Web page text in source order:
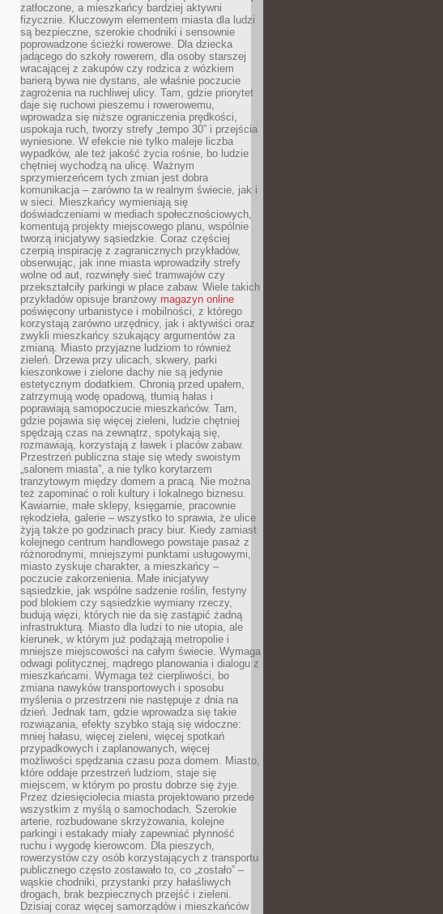
zatłoczone, a mieszkańcy bardziej aktywni
fizycznie. Kluczowym elementem miasta dla ludzi
są bezpieczne, szerokie chodniki i sensownie
poprowadzone ścieżki rowerowe. Dla dziecka
jadącego do szkoły rowerem, dla osoby starszej
wracającej z zakupów czy rodzica z wózkiem
barierą bywa nie dystans, ale właśnie poczucie
zagrożenia na ruchliwej ulicy. Tam, gdzie priorytet
daje się ruchowi pieszemu i rowerowemu,
wprowadza się niższe ograniczenia prędkości,
uspokaja ruch, tworzy strefy „tempo 30” i przejścia
wyniesione. W efekcie nie tylko maleje liczba
wypadków, ale też jakość życia rośnie, bo ludzie
chętniej wychodzą na ulicę. Ważnym
sprzymierzeńcem tych zmian jest dobra
komunikacja – zarówno ta w realnym świecie, jak i
w sieci. Mieszkańcy wymieniają się
doświadczeniami w mediach społecznościowych,
komentują projekty miejscowego planu, wspólnie
tworzą inicjatywy sąsiedzkie. Coraz częściej
czerpią inspirację z zagranicznych przykładów,
obserwując, jak inne miasta wprowadziły strefy
wolne od aut, rozwinęły sieć tramwajów czy
przekształciły parkingi w place zabaw. Wiele takich
przykładów opisuje branżowy magazyn online
poświęcony urbanistyce i mobilności, z którego
korzystają zarówno urzędnicy, jak i aktywiści oraz
zwykli mieszkańcy szukający argumentów za
zmianą. Miasto przyjazne ludziom to również
zieleń. Drzewa przy ulicach, skwery, parki
kieszonkowe i zielone dachy nie są jedynie
estetycznym dodatkiem. Chronią przed upałem,
zatrzymują wodę opadową, tłumią hałas i
poprawiają samopoczucie mieszkańców. Tam,
gdzie pojawia się więcej zieleni, ludzie chętniej
spędzają czas na zewnątrz, spotykają się,
rozmawiają, korzystają z ławek i placów zabaw.
Przestrzeń publiczna staje się wtedy swoistym
„salonem miasta”, a nie tylko korytarzem
tranzytowym między domem a pracą. Nie można
też zapominać o roli kultury i lokalnego biznesu.
Kawiarnie, małe sklepy, księgarnie, pracownie
rękodzieła, galerie – wszystko to sprawia, że ulice
żyją także po godzinach pracy biur. Kiedy zamiast
kolejnego centrum handlowego powstaje pasaż z
różnorodnymi, mniejszymi punktami usługowymi,
miasto zyskuje charakter, a mieszkańcy –
poczucie zakorzenienia. Małe inicjatywy
sąsiedzkie, jak wspólne sadzenie roślin, festyny
pod blokiem czy sąsiedzkie wymiany rzeczy,
budują więzi, których nie da się zastąpić żadną
infrastrukturą. Miasto dla ludzi to nie utopia, ale
kierunek, w którym już podążają metropolie i
mniejsze miejscowości na całym świecie. Wymaga
odwagi politycznej, mądrego planowania i dialogu z
mieszkańcami. Wymaga też cierpliwości, bo
zmiana nawyków transportowych i sposobu
myślenia o przestrzeni nie następuje z dnia na
dzień. Jednak tam, gdzie wprowadza się takie
rozwiązania, efekty szybko stają się widoczne:
mniej hałasu, więcej zieleni, więcej spotkań
przypadkowych i zaplanowanych, więcej
możliwości spędzania czasu poza domem. Miasto,
które oddaje przestrzeń ludziom, staje się
miejscem, w którym po prostu dobrze się żyje.
Przez dziesięciolecia miasta projektowano przede
wszystkim z myślą o samochodach. Szerokie
arterie, rozbudowane skrzyżowania, kolejne
parkingi i estakady miały zapewniać płynność
ruchu i wygodę kierowcom. Dla pieszych,
rowerzystów czy osób korzystających z transportu
publicznego często zostawało to, co „zostało” –
wąskie chodniki, przystanki przy hałaśliwych
drogach, brak bezpiecznych przejść i zieleni.
Dzisiaj coraz więcej samorządów i mieszkańców